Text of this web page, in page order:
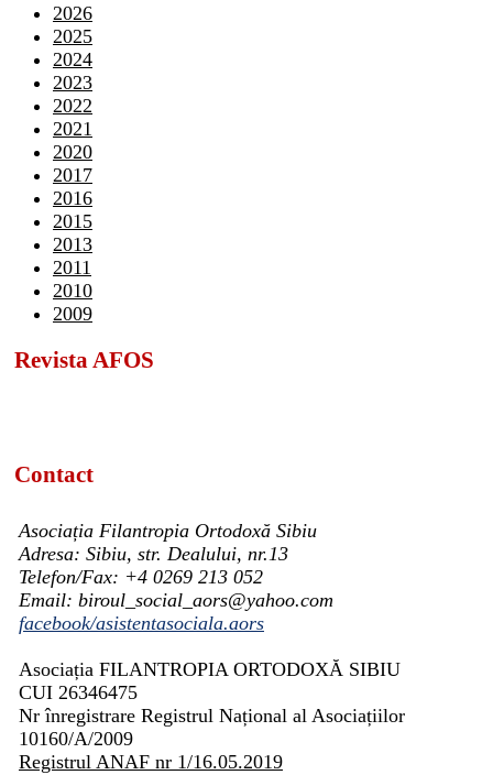
2026
2025
2024
2023
2022
2021
2020
2017
2016
2015
2013
2011
2010
2009
Revista AFOS
Contact
Asociația Filantropia Ortodoxă Sibiu
Adresa: Sibiu, str. Dealului, nr.13
Telefon/Fax: +4 0269 213 052
Email: biroul_social_aors@yahoo.com
facebook/asistentasociala.aors
Asociația FILANTROPIA ORTODOXĂ SIBIU
CUI 26346475
Nr înregistrare Registrul Național al Asociațiilor
10160/A/2009
Registrul ANAF nr 1/16.05.2019